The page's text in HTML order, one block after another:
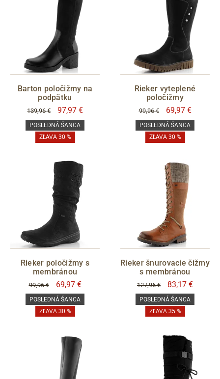
Barton poločižmy na
podpätku
139,96 € 97,97 €
POSLEDNÁ ŠANCA
ZĽAVA 30 %
Rieker vyteplené
poločižmy
99,96 € 69,97 €
POSLEDNÁ ŠANCA
ZĽAVA 30 %
Rieker poločižmy s
membránou
99,96 € 69,97 €
POSLEDNÁ ŠANCA
ZĽAVA 30 %
Rieker šnurovacie čižmy
s membránou
127,96 € 83,17 €
POSLEDNÁ ŠANCA
ZĽAVA 35 %